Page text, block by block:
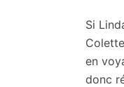
Si
en
donc